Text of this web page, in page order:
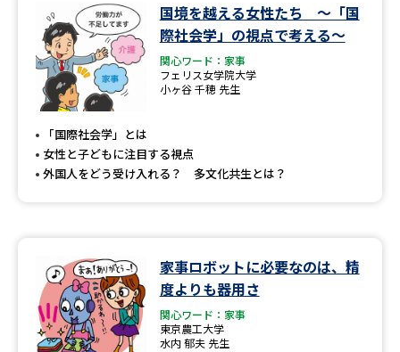
学問のミニ講義「夢ナビ講義」 学問分野解説
学問の教科書 夢ナビライブ
Ｑ＆Ａ よくあるご質問 大学進学IDについて
お支払いサイト
個人情報取扱規定
特定商取引表記
テレメール進学カタログ
訂正のご案内
国境を越える女性たち ～「国
際社会学」の視点で考える～
関心ワード：家事
フェリス女学院大学
小ヶ谷 千穂 先生
「国際社会学」とは
女性と子どもに注目する視点
外国人をどう受け入れる？ 多文化共生とは？
家事ロボットに必要なのは、精
度よりも器用さ
関心ワード：家事
東京農工大学
水内 郁夫 先生